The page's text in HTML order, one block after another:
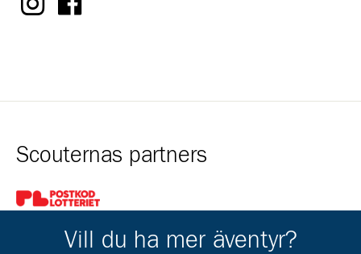
Scouternas partners
Gå till pl_50
Vill du ha mer äventyr?